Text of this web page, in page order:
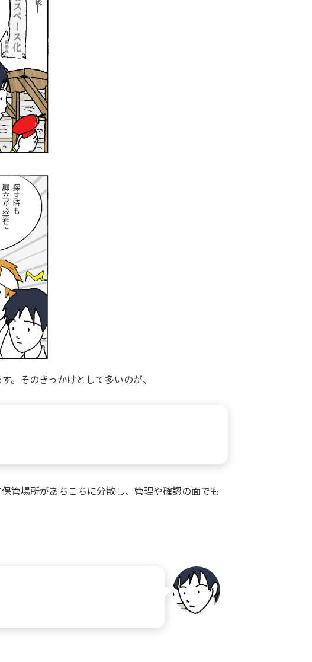
。そのきっかけとして多いのが、
管場所があちこちに分散し、管理や確認の面でも